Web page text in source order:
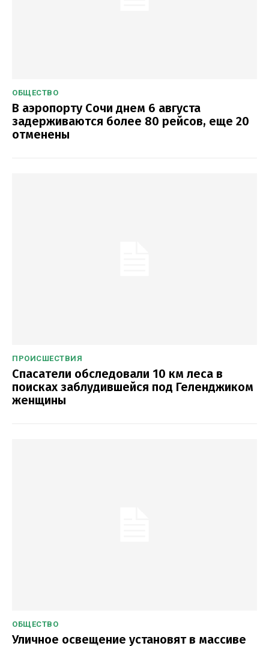
ОБЩЕСТВО
В аэропорту Сочи днем 6 августа
задерживаются более 80 рейсов, еще 20
отменены
ПРОИСШЕСТВИЯ
Спасатели обследовали 10 км леса в
поисках заблудившейся под Геленджиком
женщины
ОБЩЕСТВО
Уличное освещение установят в массиве